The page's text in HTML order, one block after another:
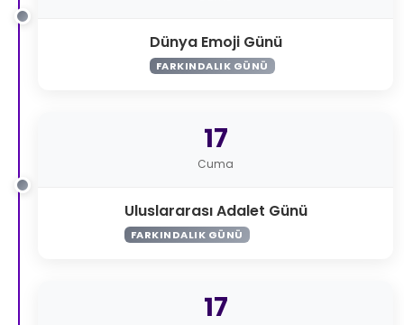
Dünya Emoji Günü
FARKINDALIK GÜNÜ
17
Cuma
Uluslararası Adalet Günü
FARKINDALIK GÜNÜ
17